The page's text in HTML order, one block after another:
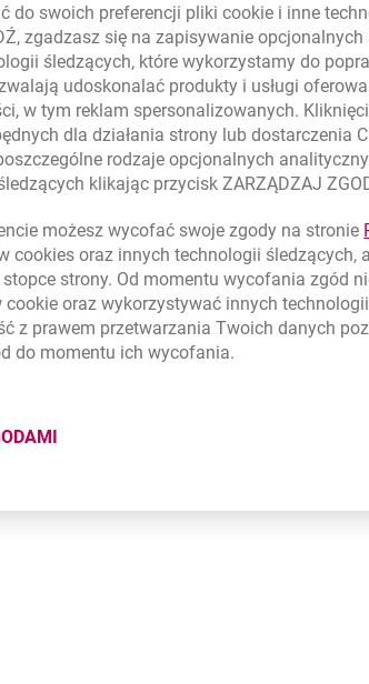
inwestycje instalacji fotowoltaicznych
kosztów są uzasadnione, szczególnie
modelu finansowania. Ważne jest dobranie
środki jako wkład własny w leasingowany
płynności znacznie szybszy – Maciej
produktów Millenium
finansowania;
miesięczne, dzięki opcji stałej stopy
rat miesięcznych, dzięki okresowi
w finansowaniu przedmiotu - opłata wstępna
sprawozdań finansowych.
karcie
do swoich preferencji plikicookie i inne
zgadzasz się na zapisywanie
śledzących, które wykorzystamy do
udoskonalać produkty i usługi
w tym reklam spersonalizowanych.
dla działania strony lub dostarczenia
rodzaje opcjonalnych
klikając przycisk ZARZĄDZAJ
możesz wycofać swoje zgody na stronie
cookies oraz innych technologii śledzących,
strony. Od momentu wycofania zgód
cookie oraz wykorzystywać innych
z prawem przetwarzania Twoich danych
do momentu ich wycofania.
PLIKÓW